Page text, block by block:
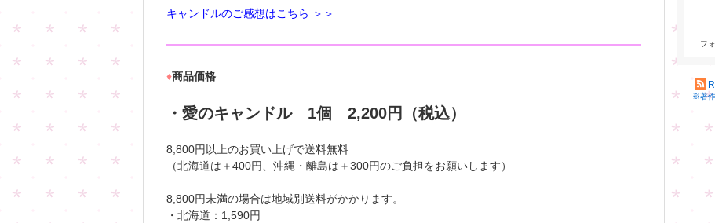
キャンドルのご感想はこちら ＞＞
♦商品価格
・愛のキャンドル 1個 2,200円（税込）
8,800円以上のお買い上げで送料無料
（北海道は＋400円、沖縄・離島は＋300円のご負担をお願いします）
8,800円未満の場合は地域別送料がかかります。
・北海道：1,590円
フ
※著